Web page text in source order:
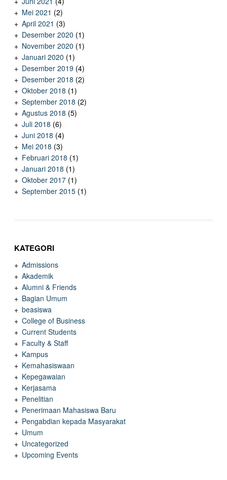
Mei 2021 (2)
April 2021 (3)
Desember 2020 (1)
November 2020 (1)
Januari 2020 (1)
Desember 2019 (4)
Desember 2018 (2)
Oktober 2018 (1)
September 2018 (2)
Agustus 2018 (5)
Juli 2018 (6)
Juni 2018 (4)
Mei 2018 (3)
Februari 2018 (1)
Januari 2018 (1)
Oktober 2017(1)
September 2015(1)
KATEGORI
Admissions
Akademik
Alumni & Friends
Bagian Umum
beasiswa
College of Business
Current Students
Faculty & Staff
Kampus
Kemahasiswaan
Kepegawaian
Kerjasama
Penelitian
Penerimaan Mahasiswa Baru
Pengabdian kepada Masyarakat
Umum
Uncategorized
Upcoming Events